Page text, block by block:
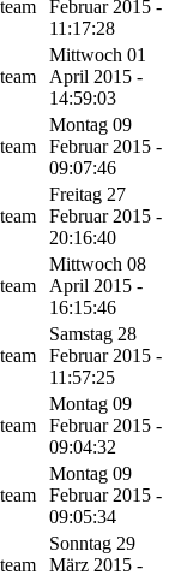
Februar 2015 -
11:17:28
Mittwoch 01
April 2015 -
14:59:03
Montag 09
Februar 2015 -
09:07:46
Freitag 27
Februar 2015 -
20:16:40
Mittwoch 08
April 2015 -
16:15:46
Samstag 28
Februar 2015 -
11:57:25
Montag 09
Februar 2015 -
09:04:32
Montag 09
Februar 2015 -
09:05:34
Sonntag 29
März 2015 -